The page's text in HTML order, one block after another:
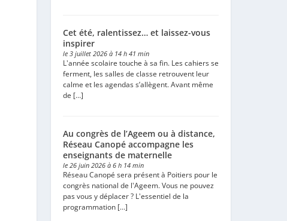
Cet été, ralentissez… et laissez-vous
inspirer
le 3 juillet 2026 à 14 h 41 min
L'année scolaire touche à sa fin. Les cahiers se
ferment, les salles de classe retrouvent leur
calme et les agendas s’allègent. Avant même
de […]
Au congrès de l’Ageem ou à distance,
Réseau Canopé accompagne les
enseignants de maternelle
le 26 juin 2026 à 6 h 14 min
Réseau Canopé sera présent à Poitiers pour le
congrès national de l'Ageem. Vous ne pouvez
pas vous y déplacer ? L'essentiel de la
programmation […]